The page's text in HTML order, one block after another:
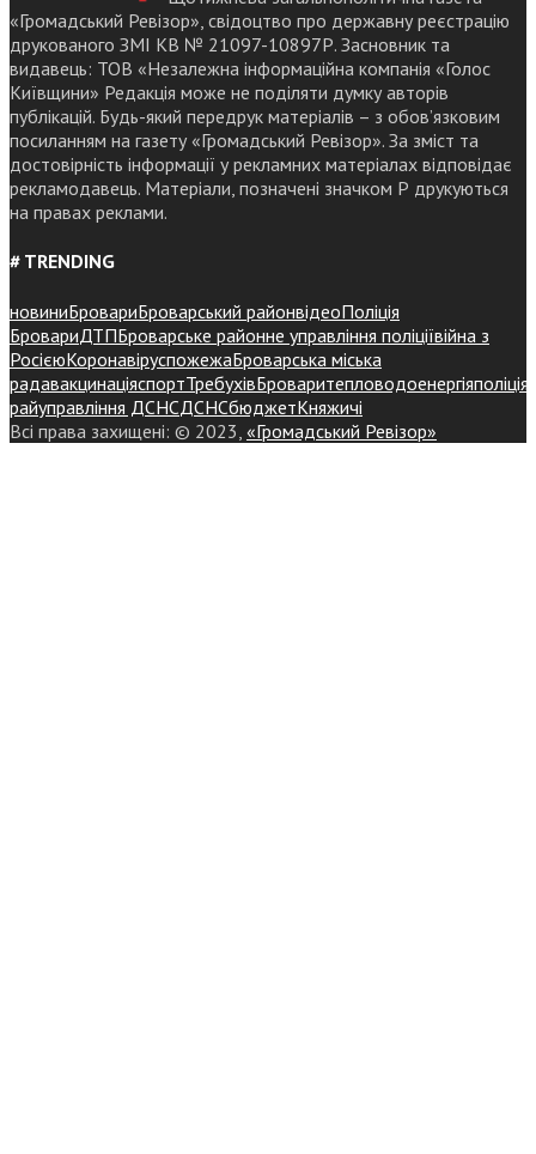
«Громадський Ревізор», свідоцтво про державну реєстрацію
друкованого ЗМІ КВ № 21097-10897Р. Засновник та
видавець: ТОВ «Незалежна інформаційна компанія «Голос
Київщини» Редакція може не поділяти думку авторів
публікацій. Будь-який передрук матеріалів – з обов’язковим
посиланням на газету «Громадський Ревізор». За зміст та
достовірність інформації у рекламних матеріалах відповідає
рекламодавець. Матеріали, позначені значком Р друкуються
на правах реклами.
# TRENDING
новиниБровариБроварський районвідеоПоліція
БровариДТПБроварське районне управління поліціївійна з
РосієюКоронавіруспожежаБроварська міська
радавакцинаціяспортТребухівБроваритепловодоенергіяполіція
райуправління ДСНСДСНСбюджетКняжичі
Всі права захищені: © 2023, «Громадський Ревізор»